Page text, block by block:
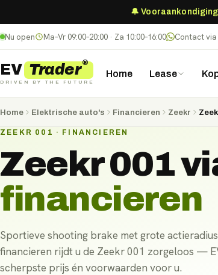
🔔
Nu open Ma–Vr 09:00–20:00 · Za 10:00–16:00 Contact
EV Trader®
DRIVEN BY THE FUTURE
Home Lease
Home Elektrische auto's Financieren Zeekr
ZEEKR 001 · FINANCIEREN
Zeekr 001
financieren
Sportieve shooting brake met grote
financieren rijdt u de Zeekr 001 zorgeloos —
scherpste prijs én voorwaarden voor u.